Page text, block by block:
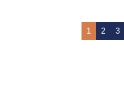
1 2 3